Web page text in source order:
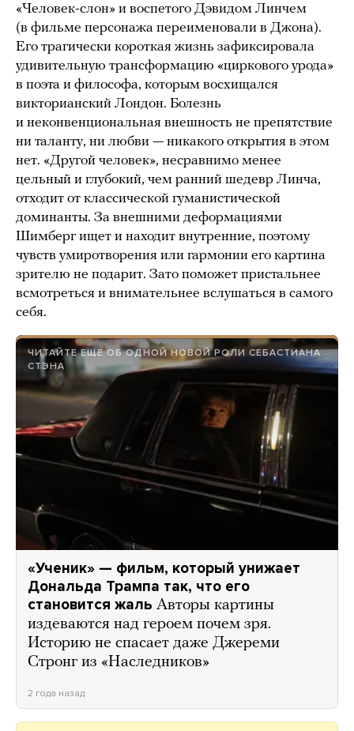
«Человек-слон» и воспетого Дэвидом Линчем
(в фильме персонажа переименовали в Джона).
Его трагически короткая жизнь зафиксировала
удивительную трансформацию «циркового урода»
в поэта и философа, которым восхищался
викторианский Лондон. Болезнь
и неконвенциональная внешность не препятствие
ни таланту, ни любви — никакого открытия в этом
нет. «Другой человек», несравнимо менее
цельный и глубокий, чем ранний шедевр Линча,
отходит от классической гуманистической
доминанты. За внешними деформациями
Шимберг ищет и находит внутренние, поэтому
чувств умиротворения или гармонии его картина
зрителю не подарит. Зато поможет пристальнее
всмотреться и внимательнее вслушаться в самого
себя.
ЧИТАЙТЕ ЕЩЕ ОБ ОДНОЙ НОВОЙ РОЛИ СЕБАСТИАНА
СТЭНА
«Ученик» — фильм, который унижает
Дональда Трампа так, что его
становится жаль Авторы картины
издеваются над героем почем зря.
Историю не спасает даже Джереми
Стронг из «Наследников»
2 года назад